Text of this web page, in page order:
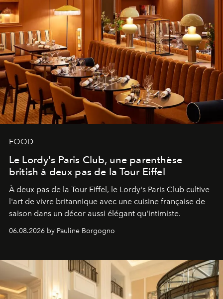
FOOD
Le Lordy's Paris Club, une parenthèse
british à deux pas de la Tour Eiffel
À deux pas de la Tour Eiffel, le Lordy's Paris Club cultive
l'art de vivre britannique avec une cuisine française de
saison dans un décor aussi élégant qu'intimiste.
06.08.2026 by Pauline Borgogno